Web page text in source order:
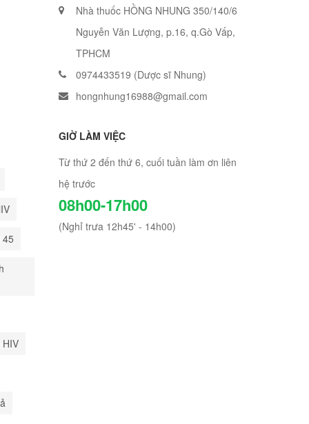
Nhà thuốc HỒNG NHUNG 350/140/6
Nguyễn Văn Lượng, p.16, q.Gò Vấp,
TPHCM
0974433519 (Dược sĩ Nhung)
hongnhung16988@gmail.com
GIỜ LÀM VIỆC
Từ thứ 2 đến thứ 6, cuối tuần làm ơn liên
hệ trước
08h00-17h00
(Nghỉ trưa 12h45' - 14h00)